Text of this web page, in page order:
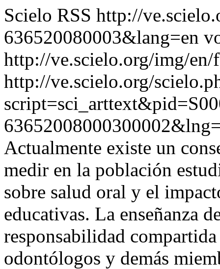
Scielo RSS http://
636520080003&lang=en
http://ve.scielo.org/img/
http://ve.scielo.org/
Actualmente existe un
medir en la población
sobre salud oral y el
educativas. La enseñanza
responsabilidad
odontólogos y demás